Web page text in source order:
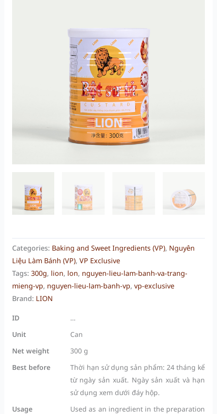
Categories: Baking and Sweet Ingredients (VP), Nguyên
Liệu Làm Bánh (VP), VP Exclusive
Tags: 300g, lion, lon, nguyen-lieu-lam-banh-va-trang-
mieng-vp, nguyen-lieu-lam-banh-vp, vp-exclusive
Brand: LION
ID
…
Unit
Can
Net weight
300 g
Best before
Thời hạn sử dụng sản phẩm: 24 tháng kể
từ ngày sản xuất. Ngày sản xuất và hạn
sử dụng xem dưới đáy hộp.
Usage
Used as an ingredient in the preparation